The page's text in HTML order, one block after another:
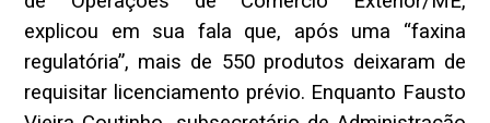
explicou em sua fala que, após uma “faxina
regulatória”, mais de 550 produtos deixaram de
requisitar licenciamento prévio. Enquanto Fausto